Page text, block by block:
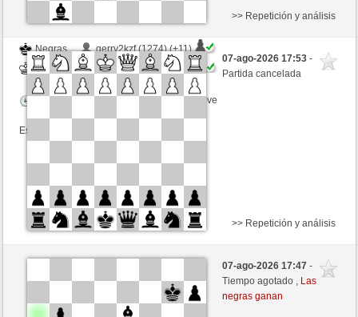
Negras
gerry2kzf (1274) (+11)
Blancas
ONURB-2 (1152) (-11)
Tiempo: 5 minutes/side + 8 seconds/move
Esta partida es por puntos
>> Repetición y análisis
07-ago-2026 17:53-
Partida cancelada
Blancas
gaspar676767 (1200)
Tiempo: 5 minutes/side + 8 seconds/move
>> Repetición y análisis
07-ago-2026 17:47-
Tiempo agotado , Las
negras ganan